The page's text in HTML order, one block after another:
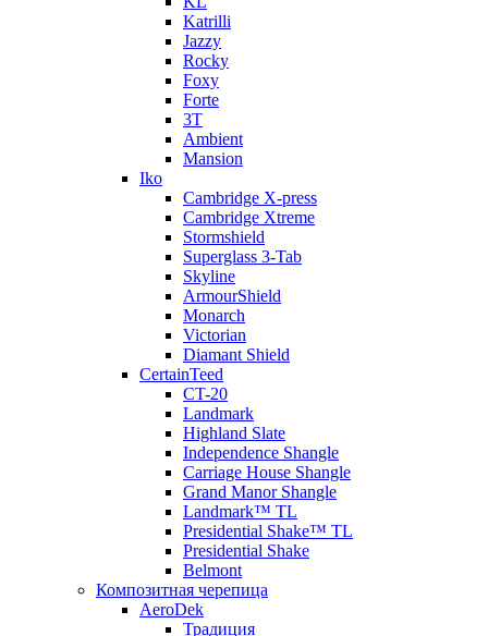
Katrilli
Jazzy
Rocky
Foxy
Forte
3T
Ambient
Mansion
Iko
Cambridge X-press
Cambridge Xtreme
Stormshield
Superglass 3-Tab
Skyline
ArmourShield
Monarch
Victorian
Diamant Shield
CertainTeed
CT-20
Landmark
Highland Slate
Independence Shangle
Carriage House Shangle
Grand Manor Shangle
Landmark™ TL
Presidential Shake™ TL
Presidential Shake
Belmont
Композитная черепица
AeroDek
Традиция